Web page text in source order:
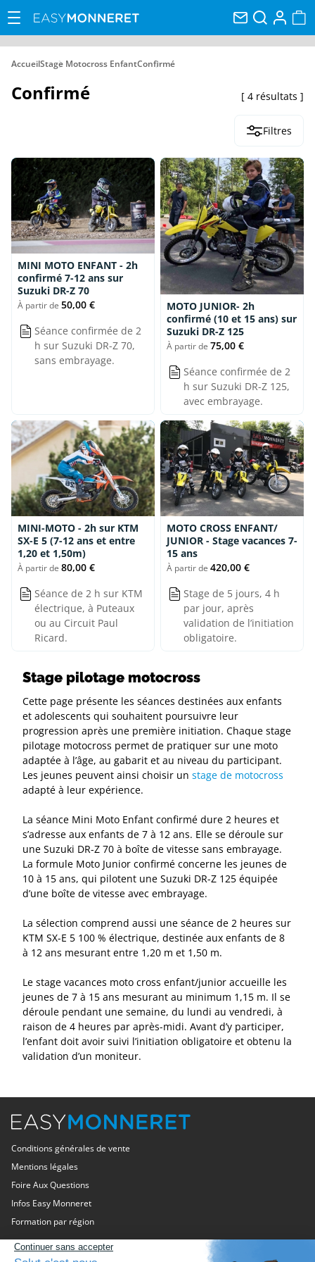
AccueilStage Motocross EnfantConfirmé
Confirmé 4 résultats
MINI MOTO ENFANT - 2h
confirmé 7-12 ans sur
Suzuki DR-Z 70
À partir de 50,00 €
Séance confirmée de 2
h sur Suzuki DR-Z 70,
sans embrayage.
MOTO JUNIOR- 2h
confirmé (10 et 15 ans) sur
Suzuki DR-Z 125
À partir de 75,00 €
Séance confirmée de 2
h sur Suzuki DR-Z 125,
avec embrayage.
MINI-MOTO - 2h sur KTM
SX-E 5 (7-12 ans et entre
1,20 et 1,50m)
À partir de 80,00 €
Séance de 2 h sur KTM
électrique, à Puteaux
ou au Circuit Paul
Ricard.
MOTO CROSS ENFANT/
JUNIOR - Stage vacances 7-
15 ans
À partir de 420,00 €
Stage de 5 jours, 4 h
par jour, après
validation de l’initiation
obligatoire.
Filtres
Stage pilotage motocross
Cette page présente les séances destinées aux enfants
et adolescents qui souhaitent poursuivre leur
progression après une première initiation. Chaque stage
pilotage motocross permet de pratiquer sur une moto
adaptée à l’âge, au gabarit et au niveau du participant.
Les jeunes peuvent ainsi choisir un stage de motocross
adapté à leur expérience.
La séance Mini Moto Enfant confirmé dure 2 heures et
s’adresse aux enfants de 7 à 12 ans. Elle se déroule sur
une Suzuki DR-Z 70 à boîte de vitesse sans embrayage.
La formule Moto Junior confirmé concerne les jeunes de
10 à 15 ans, qui pilotent une Suzuki DR-Z 125 équipée
d’une boîte de vitesse avec embrayage.
La sélection comprend aussi une séance de 2 heures sur
KTM SX-E 5 100 % électrique, destinée aux enfants de 8
à 12 ans mesurant entre 1,20 m et 1,50 m.
Le stage vacances moto cross enfant/junior accueille les
jeunes de 7 à 15 ans mesurant au minimum 1,15 m. Il se
déroule pendant une semaine, du lundi au vendredi, à
raison de 4 heures par après-midi. Avant d’y participer,
l’enfant doit avoir suivi l’initiation obligatoire et obtenu la
validation d’un moniteur.
Conditions générales de vente
Mentions légales
Foire Aux Questions
Infos Easy Monneret
Formation par région
Moto-école Easy Monneret